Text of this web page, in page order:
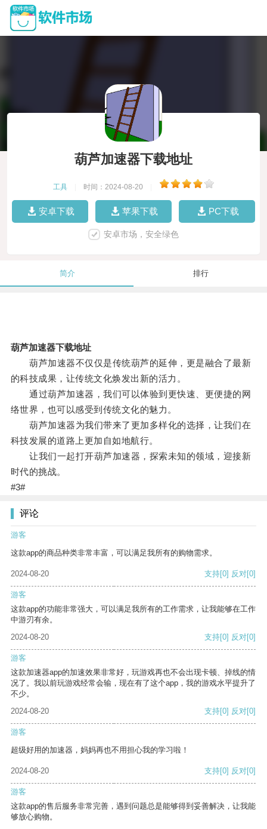
葫芦加速器下载地址
工具 时间：2024-08-20
安卓下载 苹果下载 PC下载
安卓市场，安全绿色
简介 排行
葫芦加速器下载地址
葫芦加速器不仅仅是传统葫芦的延伸，更是融合了最新
的科技成果，让传统文化焕发出新的活力。
通过葫芦加速器，我们可以体验到更快速、更便捷的网
络世界，也可以感受到传统文化的魅力。
葫芦加速器为我们带来了更加多样化的选择，让我们在
科技发展的道路上更加自如地航行。
让我们一起打开葫芦加速器，探索未知的领域，迎接新
时代的挑战。
#3#
评论
游客
这款app的商品种类非常丰富，可以满足我所有的购物需求。
2024-08-20 支持[0] 反对[0]
游客
这款app的功能非常强大，可以满足我所有的工作需求，让我能够在工作
中游刃有余。
2024-08-20
支持[0] 反对[0]
游客
这款加速器app的加速效果非常好，玩游戏再也不会出现卡顿、掉线的情
况了。我以前玩游戏经常会输，现在有了这个app，我的游戏水平提升了
不少。
2024-08-20
支持[0] 反对[0]
游客
超级好用的加速器，妈妈再也不用担心我的学习啦！
2024-08-20 支持[0] 反对[0]
游客
这款app的售后服务非常完善，遇到问题总是能够得到妥善解决，让我能
够放心购物。